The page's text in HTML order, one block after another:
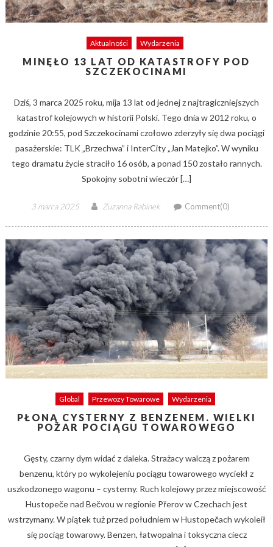
Aktualności Wydarzenia
MINĘŁO 13 LAT OD KATASTROFY POD
SZCZEKOCINAMI
Dziś, 3 marca 2025 roku, mija 13 lat od jednej z najtragiczniejszych
katastrof kolejowych w historii Polski. Tego dnia w 2012 roku, o
godzinie 20:55, pod Szczekocinami czołowo zderzyły się dwa pociągi
pasażerskie: TLK „Brzechwa” i InterCity „Jan Matejko”. W wyniku
tego dramatu życie straciło 16 osób, a ponad 150 zostało rannych.
Spokojny sobotni wieczór […]
Posted
3 marca 2025 Author
Zuzanna Rabinek Comment(0)
Global Przewozy Towarowe Wydarzenia
PŁONĄ CYSTERNY Z BENZENEM. WIELKI
POŻAR POCIĄGU TOWAROWEGO
Gęsty, czarny dym widać z daleka. Strażacy walczą z pożarem
benzenu, który po wykolejeniu pociągu towarowego wyciekł z
uszkodzonego wagonu – cysterny. Ruch kolejowy przez miejscowość
Hustopeče nad Bečvou w regionie Přerov w Czechach jest
wstrzymany. W piątek tuż przed południem w Hustopečach wykoleił
się pociąg towarowy. Benzen, łatwopalna i toksyczna ciecz